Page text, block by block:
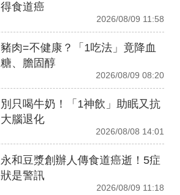
得食道癌
2026/08/09 11:58
豬肉=不健康？「1吃法」竟降血
糖、膽固醇
2026/08/09 08:20
別只喝牛奶！「1神飲」助眠又抗
大腦退化
2026/08/08 14:01
永和豆漿創辦人傳食道癌逝！5症
狀是警訊
2026/08/09 11:18